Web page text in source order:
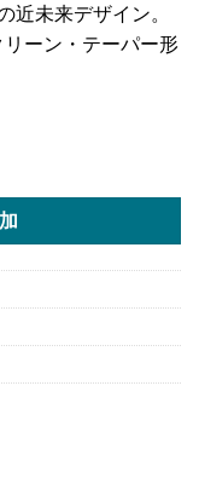
近未来デザイン。
ーン・テーパー形